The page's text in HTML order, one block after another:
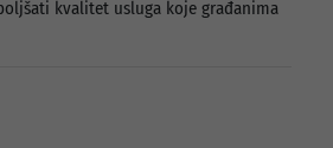
kvalitet usluga koje građanima